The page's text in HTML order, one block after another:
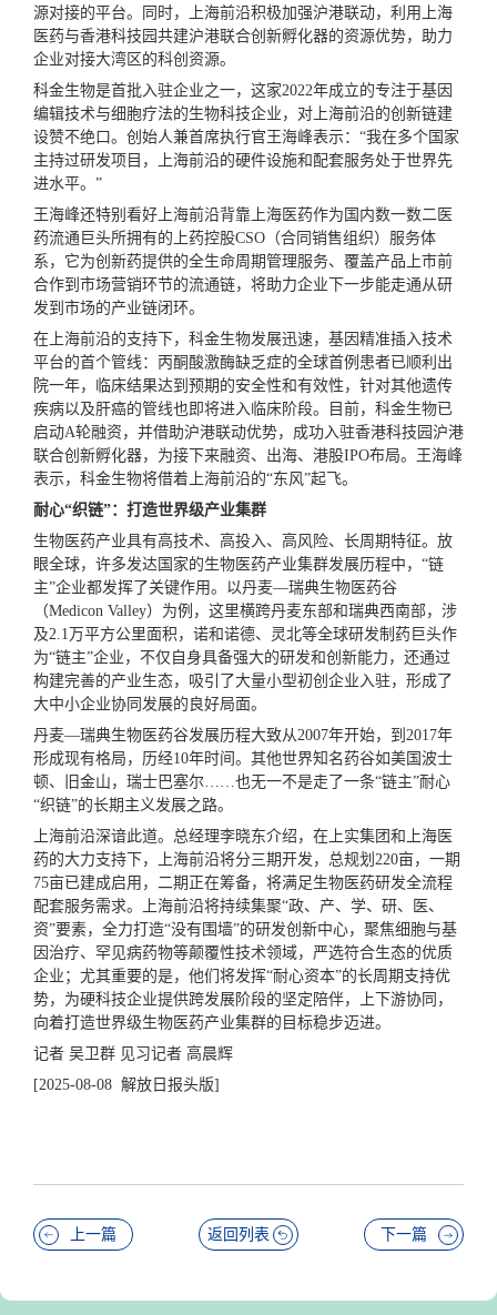
源对接的平台。同时，上海前沿积极加强沪港联动，利用上海
医药与香港科技园共建沪港联合创新孵化器的资源优势，助力
企业对接大湾区的科创资源。
科金生物是首批入驻企业之一，这家2022年成立的专注于基因
编辑技术与细胞疗法的生物科技企业，对上海前沿的创新链建
设赞不绝口。创始人兼首席执行官王海峰表示：“我在多个国家
主持过研发项目，上海前沿的硬件设施和配套服务处于世界先
进水平。”
王海峰还特别看好上海前沿背靠上海医药作为国内数一数二医
药流通巨头所拥有的上药控股CSO（合同销售组织）服务体
系，它为创新药提供的全生命周期管理服务、覆盖产品上市前
合作到市场营销环节的流通链，将助力企业下一步能走通从研
发到市场的产业链闭环。
在上海前沿的支持下，科金生物发展迅速，基因精准插入技术
平台的首个管线：丙酮酸激酶缺乏症的全球首例患者已顺利出
院一年，临床结果达到预期的安全性和有效性，针对其他遗传
疾病以及肝癌的管线也即将进入临床阶段。目前，科金生物已
启动A轮融资，并借助沪港联动优势，成功入驻香港科技园沪港
联合创新孵化器，为接下来融资、出海、港股IPO布局。王海峰
表示，科金生物将借着上海前沿的“东风”起飞。
耐心“织链”：打造世界级产业集群
生物医药产业具有高技术、高投入、高风险、长周期特征。放
眼全球，许多发达国家的生物医药产业集群发展历程中，“链
主”企业都发挥了关键作用。以丹麦—瑞典生物医药谷
（Medicon Valley）为例，这里横跨丹麦东部和瑞典西南部，涉
及2.1万平方公里面积，诺和诺德、灵北等全球研发制药巨头作
为“链主”企业，不仅自身具备强大的研发和创新能力，还通过
构建完善的产业生态，吸引了大量小型初创企业入驻，形成了
大中小企业协同发展的良好局面。
丹麦—瑞典生物医药谷发展历程大致从2007年开始，到2017年
形成现有格局，历经10年时间。其他世界知名药谷如美国波士
顿、旧金山，瑞士巴塞尔……也无一不是走了一条“链主”耐心
“织链”的长期主义发展之路。
上海前沿深谙此道。总经理李晓东介绍，在上实集团和上海医
药的大力支持下，上海前沿将分三期开发，总规划220亩，一期
75亩已建成启用，二期正在筹备，将满足生物医药研发全流程
配套服务需求。上海前沿将持续集聚“政、产、学、研、医、
资”要素，全力打造“没有围墙”的研发创新中心，聚焦细胞与基
因治疗、罕见病药物等颠覆性技术领域，严选符合生态的优质
企业；尤其重要的是，他们将发挥“耐心资本”的长周期支持优
势，为硬科技企业提供跨发展阶段的坚定陪伴，上下游协同，
向着打造世界级生物医药产业集群的目标稳步迈进。
记者 吴卫群 见习记者 高晨辉
[2025-08-08 解放日报头版]
上一篇 返回列表 下一篇